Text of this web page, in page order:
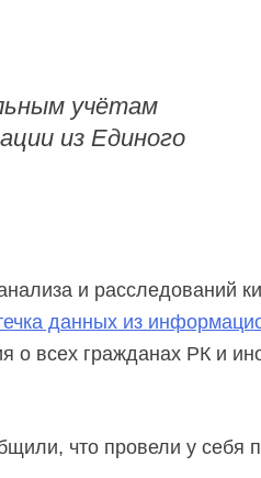
учётам
из Единого
и расследований
данных из
о всех гражданах РК и
что провели у себя